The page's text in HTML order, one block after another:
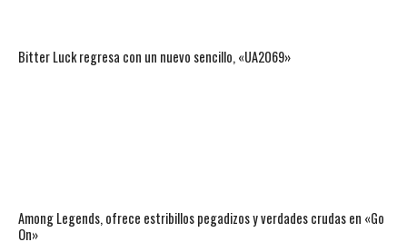
Bitter Luck regresa con un nuevo sencillo, «UA2069»
Among Legends, ofrece estribillos pegadizos y verdades crudas en «Go
On»